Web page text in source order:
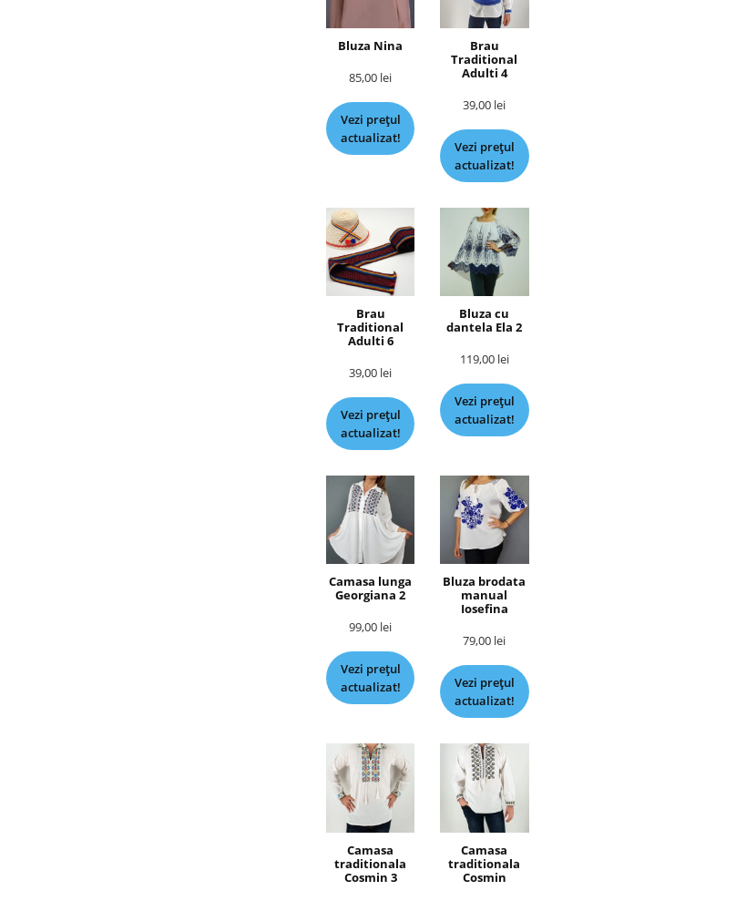
Bluza Nina
85,00 lei
Vezi prețul
actualizat!
Brau
Traditional
Adulti 4
39,00 lei
Vezi prețul
actualizat!
Brau
Traditional
Adulti 6
39,00 lei
Vezi prețul
actualizat!
Bluza cu
dantela Ela 2
119,00 lei
Vezi prețul
actualizat!
Camasa lunga
Georgiana 2
99,00 lei
Vezi prețul
actualizat!
Bluza brodata
manual
Iosefina
79,00 lei
Vezi prețul
actualizat!
Camasa
traditionala
Cosmin 3
Camasa
traditionala
Cosmin